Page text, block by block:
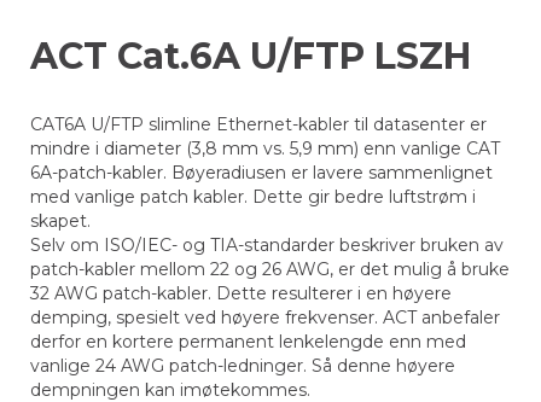
ACT Cat.6A U/FTP LSZH
CAT6A U/FTP slimline Ethernet-kabler til datasenter er
mindre i diameter (3,8 mm vs. 5,9 mm) enn vanlige CAT
6A-patch-kabler. Bøyeradiusen er lavere sammenlignet
med vanlige patch kabler. Dette gir bedre luftstrøm i
skapet.
Selv om ISO/IEC- og TIA-standarder beskriver bruken av
patch-kabler mellom 22 og 26 AWG, er det mulig å bruke
32 AWG patch-kabler. Dette resulterer i en høyere
demping, spesielt ved høyere frekvenser. ACT anbefaler
derfor en kortere permanent lenkelengde enn med
vanlige 24 AWG patch-ledninger. Så denne høyere
dempningen kan imøtekommes.